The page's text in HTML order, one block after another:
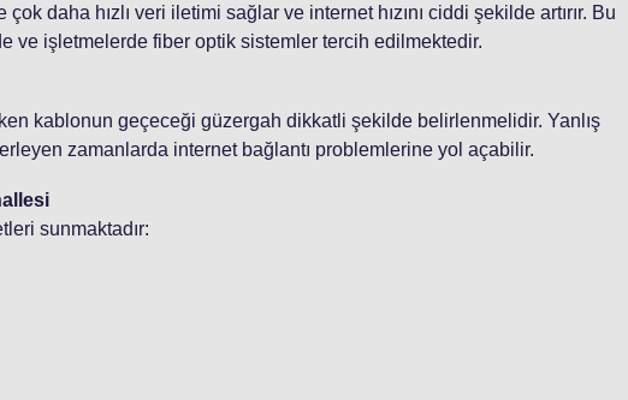
daha hızlı veri iletimi sağlar ve internet hızını ciddi şekilde artırır. Bu
ve işletmelerde fiber optik sistemler tercih edilmektedir.
kablonun geçeceği güzergah dikkatli şekilde belirlenmelidir. Yanlış
zamanlarda internet bağlantı problemlerine yol açabilir.
sunmaktadır: